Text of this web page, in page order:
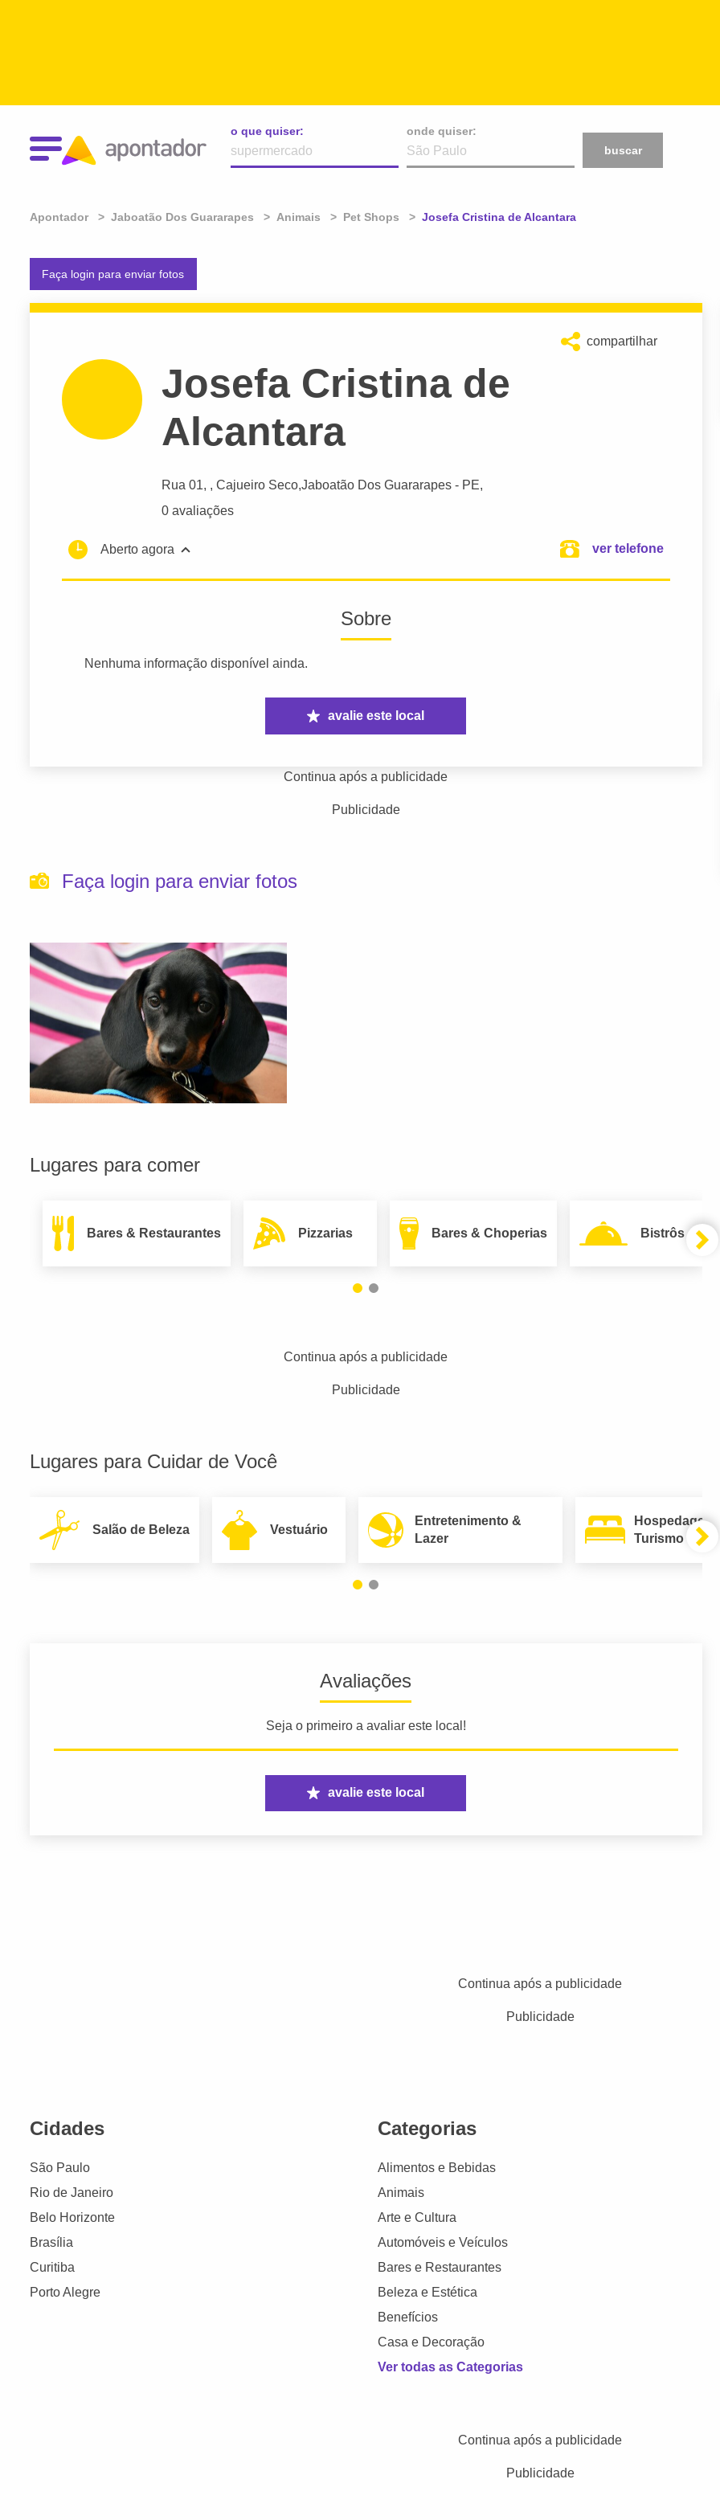
o que quiser:
onde quiser:
buscar
Apontador Jaboatão Dos Guararapes Animais Pet Shops Atual:
Josefa Cristina de Alcantara
Faça login para enviar fotos
compartilhar
Josefa Cristina de
Alcantara
Rua 01, , Cajueiro Seco,Jaboatão Dos Guararapes - PE,
0 avaliações
Aberto agora ver telefone
Sobre
Nenhuma informação disponível ainda.
avalie este local
Continua após a publicidade
Publicidade
Faça login para enviar fotos
Lugares para comer
Bares & Restaurantes Pizzarias Bares & Choperias Bistrôs
Continua após a publicidade
Publicidade
Lugares para Cuidar de Você
Salão de Beleza Vestuário
Entretenimento &
Lazer
Hospedagem
Turismo
Avaliações
Seja o primeiro a avaliar este local!
avalie este local
Continua após a publicidade
Publicidade
Cidades
São Paulo
Rio de Janeiro
Belo Horizonte
Brasília
Curitiba
Porto Alegre
Categorias
Alimentos e Bebidas
Animais
Arte e Cultura
Automóveis e Veículos
Bares e Restaurantes
Beleza e Estética
Benefícios
Casa e Decoração
Ver todas as Categorias
Continua após a publicidade
Publicidade